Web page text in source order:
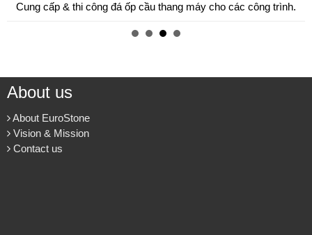
Cung cấp & thi công đá ốp cầu thang máy cho các công trình.
About us
About EuroStone
Vision & Mission
Contact us